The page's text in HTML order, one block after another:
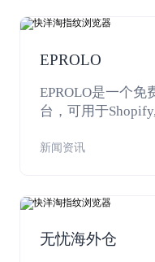
EPROLO
EPROLO是一个
台，可用于
单，从其他电商
新闻资讯
无忧海外仓